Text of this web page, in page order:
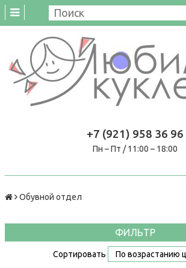
+7 (921) 958 36 96
Пн – Пт / 11:00 – 18:00
Обувной отдел
ФИЛЬТР
Сортировать